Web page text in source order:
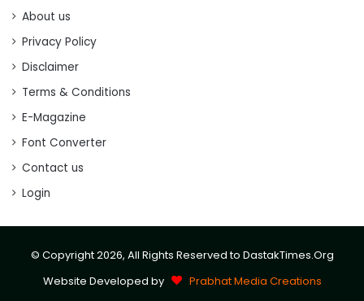
About us
Privacy Policy
Disclaimer
Terms & Conditions
E-Magazine
Font Converter
Contact us
Login
© Copyright 2026, All Rights Reserved to DastakTimes.Org
Website Developed by
Prabhat Media Creations